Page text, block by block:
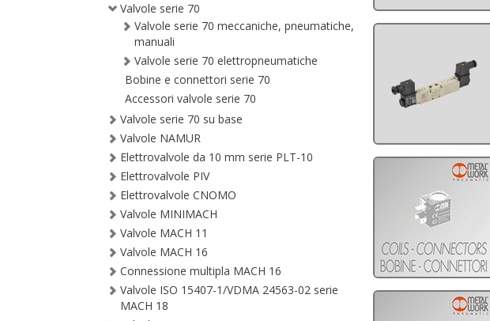
Valvole serie 70
Valvole serie 70 meccaniche, pneumatiche,
manuali
Valvole serie 70 elettropneumatiche
Bobine e connettori serie 70
Accessori valvole serie 70
Valvole serie 70 su base
Valvole NAMUR
Elettrovalvole da 10 mm serie PLT-10
Elettrovalvole PIV
Elettrovalvole CNOMO
Valvole MINIMACH
Valvole MACH 11
Valvole MACH 16
Connessione multipla MACH 16
Valvole ISO 15407-1/VDMA 24563-02 serie
MACH 18